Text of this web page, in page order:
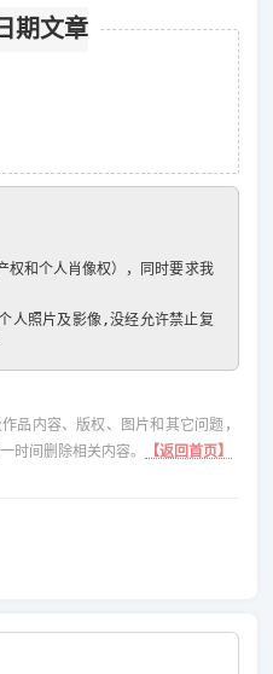
期文章
权和个人肖像权），同时要求我
人照片及影像,没经允许禁止复
品内容、版权、图片和其它问题，
时间删除相关内容。
【返回首页】